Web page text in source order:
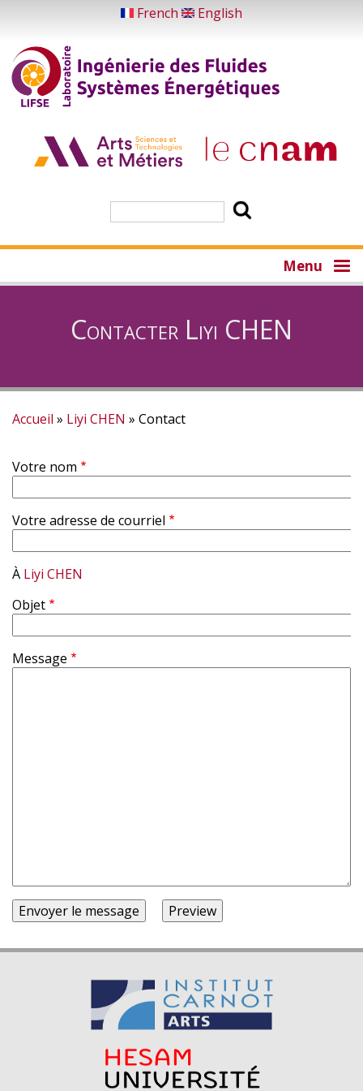
contenu
principal
French English
Menu
Contacter Liyi CHEN
d'Ariane
Accueil Liyi CHEN Contact
Votre nom
Votre adresse de courriel
À Liyi CHEN
Objet
Message